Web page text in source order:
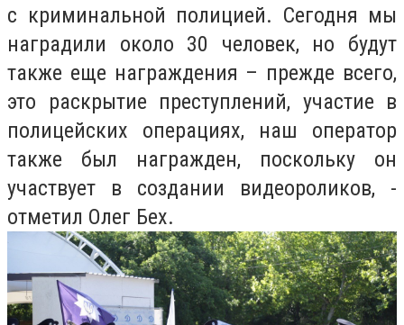
с криминальной полицией. Сегодня мы
наградили около 30 человек, но будут
также еще награждения – прежде всего,
это раскрытие преступлений, участие в
полицейских операциях, наш оператор
также был награжден, поскольку он
участвует в создании видеороликов, -
отметил Олег Бех.